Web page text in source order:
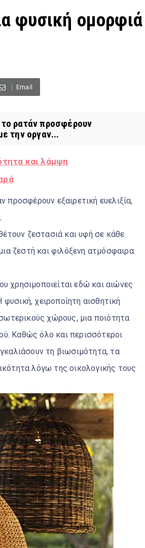
φυσική ομορφιά
Email
ρατάν προσφέρουν
την οργαν...
και λάμψη
εξαιρετική ευελιξία,
ζεστασιά και υφή σε κάθε
ζεστή και φιλόξενη ατμόσφαιρα.
χρησιμοποιείται εδώ και αιώνες
χειροποίητη αισθητική
χώρους, μια ποιότητα
Καθώς όλο και περισσότεροι
τη βιωσιμότητα, τα
λόγω της οικολογικής τους